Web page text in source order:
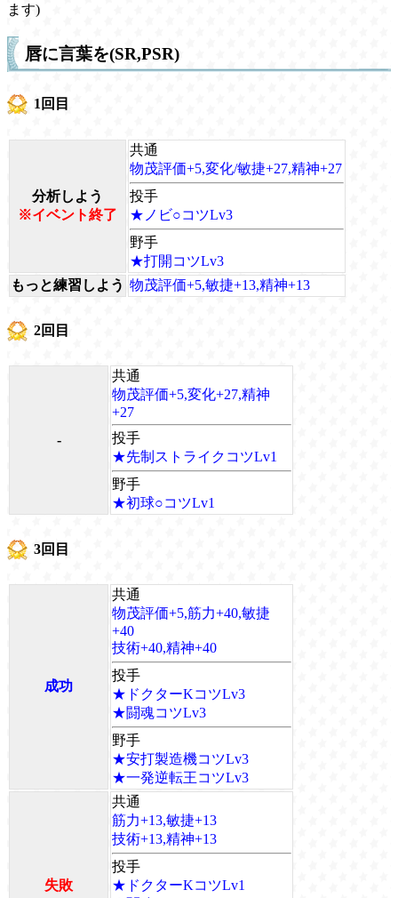
ます)
唇に言葉を(SR,PSR)
1回目
分析しよう
※イベント終了
共通
物茂評価+5,変化/敏捷+27,精神+27
投手
★ノビ○コツLv3
野手
★打開コツLv3
もっと練習しよう 物茂評価+5,敏捷+13,精神+13
2回目
-
共通
物茂評価+5,変化+27,精神
+27
投手
★先制ストライクコツLv1
野手
★初球○コツLv1
3回目
成功
共通
物茂評価+5,筋力+40,敏捷
+40
技術+40,精神+40
投手
★ドクターKコツLv3
★闘魂コツLv3
野手
★安打製造機コツLv3
★一発逆転王コツLv3
失敗
共通
筋力+13,敏捷+13
技術+13,精神+13
投手
★ドクターKコツLv1